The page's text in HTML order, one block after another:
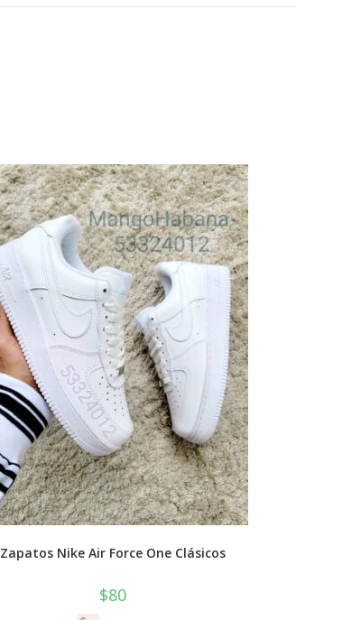
Zapatos Nike Air Force One Clásicos
$80